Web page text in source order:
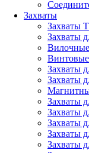
Захваты
Захваты
Захваты
Захваты
Захваты
Захваты
Захваты
Захваты
Захваты
Захваты